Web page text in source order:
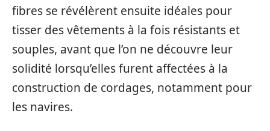
fibres se révélèrent ensuite idéales pour
tisser des vêtements à la fois résistants et
souples, avant que l’on ne découvre leur
solidité lorsqu’elles furent affectées à la
construction de cordages, notamment pour
les navires.